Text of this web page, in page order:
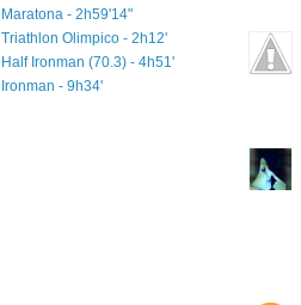
Maratona - 2h59'14"
Triathlon Olimpico - 2h12'
Half Ironman (70.3) - 4h51'
Ironman - 9h34'